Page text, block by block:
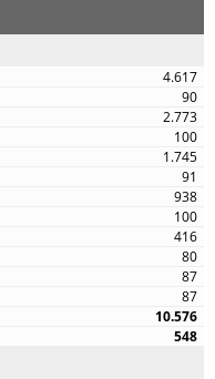
4.617
90
2.773
100
1.745
91
938
100
416
80
87
87
10.576
548